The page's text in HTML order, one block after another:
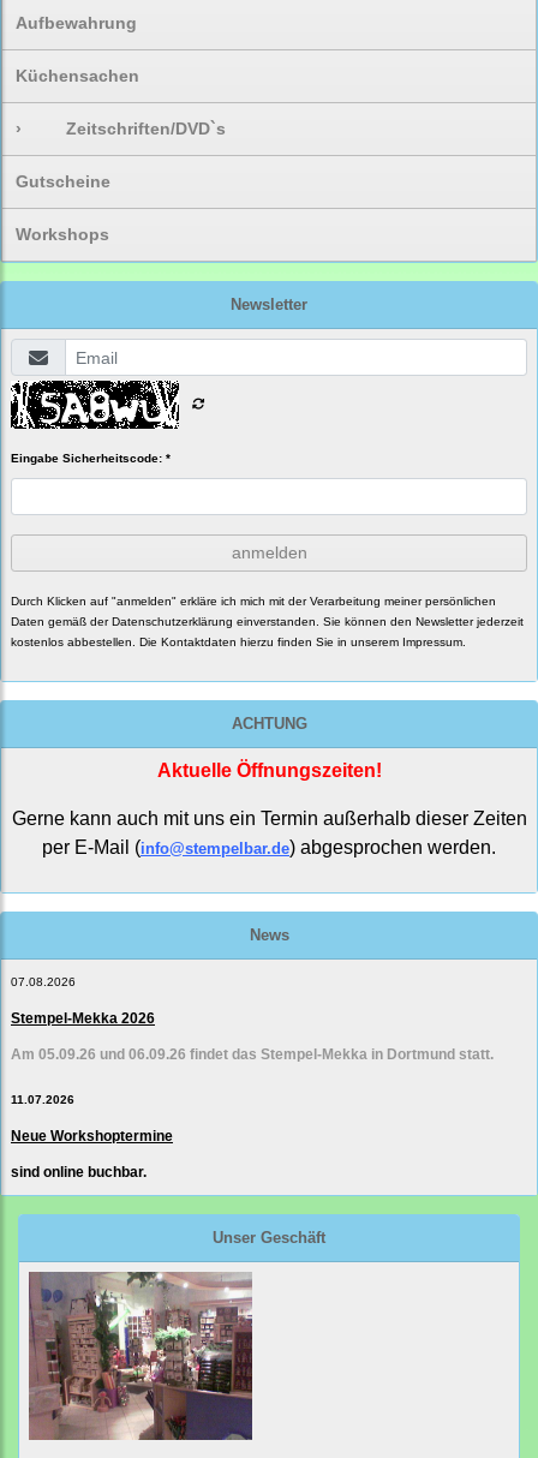
Aufbewahrung
Küchensachen
› Zeitschriften/DVD`s
Gutscheine
Workshops
Newsletter
Eingabe Sicherheitscode: *
anmelden
Durch Klicken auf "anmelden" erkläre ich mich mit der Verarbeitung meiner persönlichen
Daten gemäß der Datenschutzerklärung einverstanden. Sie können den Newsletter jederzeit
kostenlos abbestellen. Die Kontaktdaten hierzu finden Sie in unserem Impressum.
ACHTUNG
Aktuelle Öffnungszeiten!
Gerne kann auch mit uns ein Termin außerhalb dieser Zeiten
per E-Mail (info@stempelbar.de) abgesprochen werden.
News
07.08.2026
Stempel-Mekka 2026
Am 05.09.26 und 06.09.26 findet das Stempel-Mekka in Dortmund statt.
11.07.2026
Neue Workshoptermine
sind online buchbar.
Unser Geschäft